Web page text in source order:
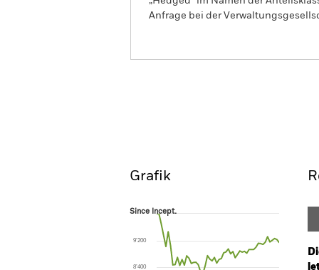
Anfrage bei der
Grafik
Since Incept.
Line chart with 54 data points.
The chart has 1 X axis displaying Time.
The chart has 1 Y axis displaying values.
Since Incept.
8’400
9’200